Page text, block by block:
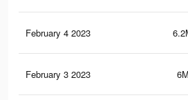
February 4 2023
February 3 2023 6M